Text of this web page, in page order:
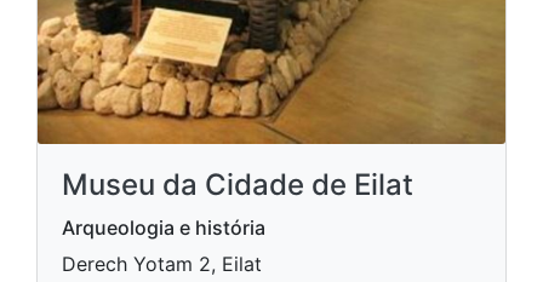
Museu da Cidade de Eilat
Arqueologia e história
Derech Yotam 2, Eilat